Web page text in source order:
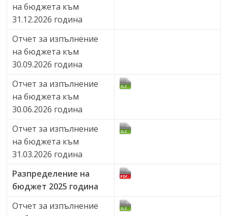
на бюджета към
31.12.2026 година
Отчет за изпълнение
на бюджета към
30.09.2026 година
Отчет за изпълнение
на бюджета към
30.06.2026 година
Отчет за изпълнение
на бюджета към
31.03.2026 година
Разпределение на
бюджет 2025 година
Отчет за изпълнение